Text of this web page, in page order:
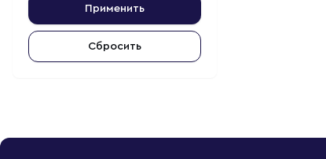
Применить
Сбросить